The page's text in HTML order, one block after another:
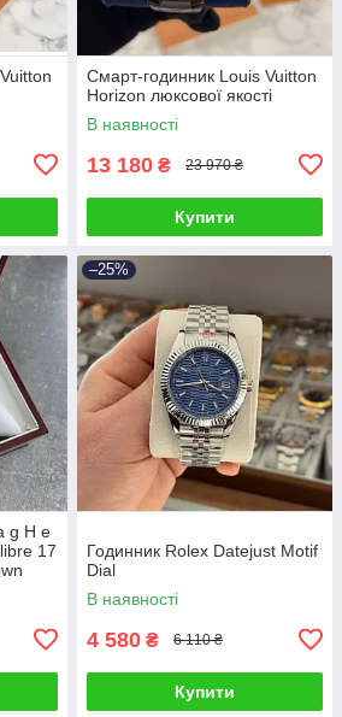
Смарт-годинник Louis Vuitton
Horizon люксової якості
В наявності
13 180 ₴ 23 970 ₴
Купити
g H e
17
–25%
Годинник Rolex Datejust Motif
Dial
В наявності
4 580 ₴ 6 110 ₴
Купити